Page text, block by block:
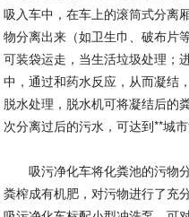
吸入车中，在车上的滚筒式分离
物分离出来（如卫生巾、破布片
可装袋运走，当生活垃圾处理；
中，通过和药水反应，从而凝结
脱水处理，脱水机可将凝结后的
次分离过后的污水，可达到**城
吸污净化车将化粪池的污物
粪榨成有机肥，对污物进行了充